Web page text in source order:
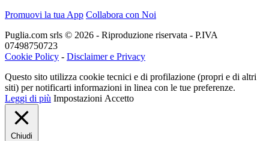
Promuovi la tua App Collabora con Noi
Puglia.com srls © 2026 - Riproduzione riservata - P.IVA
07498750723
Cookie Policy - Disclaimer e Privacy
Questo sito utilizza cookie tecnici e di profilazione (propri e di altri
siti) per notificarti informazioni in linea con le tue preferenze.
Leggi di più Impostazioni Accetto
Chiudi